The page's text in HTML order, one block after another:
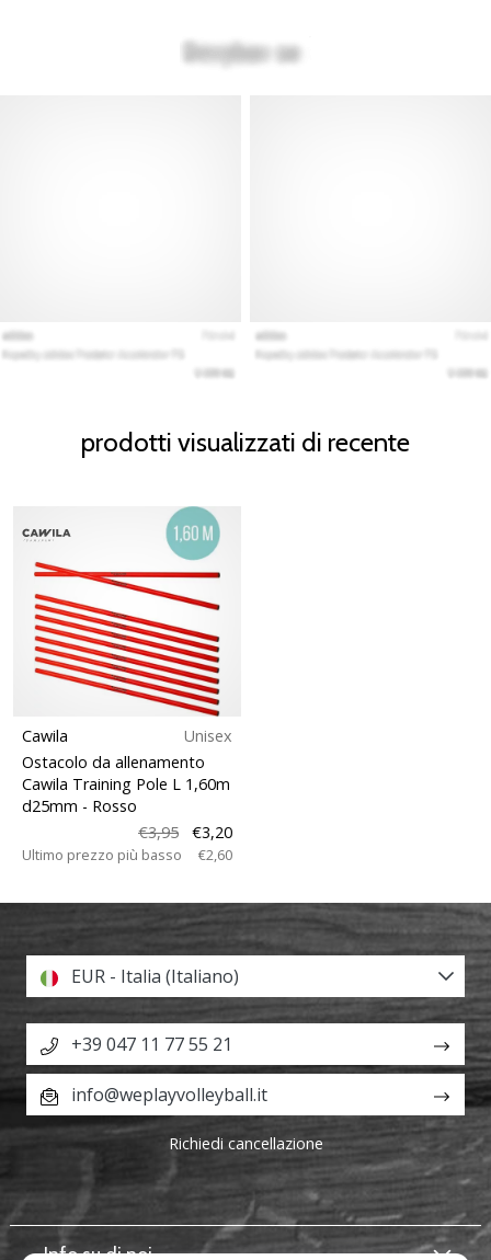
prodotti visualizzati di recente
Cawila
Unisex
Ostacolo da allenamento
Cawila Training Pole L 1,60m
d25mm - Rosso
€3,95
€3,20
Ultimo prezzo più basso €2,60
Info su di noi
EUR - Italia (Italiano)
+39 047 11 77 55 21
info@weplayvolleyball.it
Richiedi cancellazione